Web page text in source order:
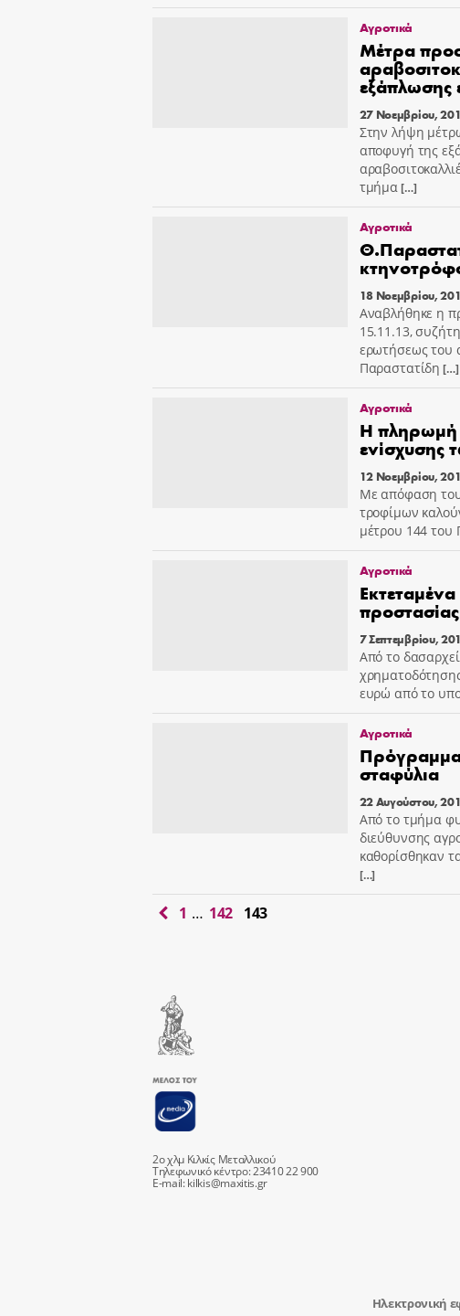
Αγροτικά
Mέτρα
εξάπλωσης
27 Νοεμβρίου,
Στην λήψη
αποφυγή της
τμήμα[…]
Αγροτικά
18 Νοεμβρίου,
Αναβλήθηκε η
15.11.13,
ερωτήσεως του
Παραστατίδη […]
Αγροτικά
Η πληρωμή
12 Νοεμβρίου,
Με απόφαση του
τροφίμων
μέτρου 144 του
Αγροτικά
7 Σεπτεμβρίου,
Από το
ευρώ από το
Αγροτικά
Πρόγραμμα
σταφύλια
22 Αυγούστου,
Από το τμήμα
διεύθυνσης
καθορίσθηκαν
[…]
1 … 142 143
2ο χλμ Κιλκίς Μεταλλικού
Τηλεφωνικό κέντρο: 23410 22 900
E-mail:kilkis@maxitis.gr
Ηλεκτρονική